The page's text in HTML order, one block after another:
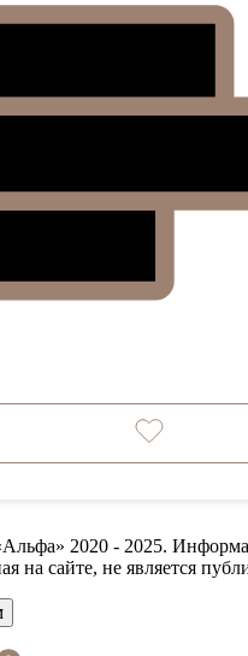
2020 - 2025.
на сайте, не является